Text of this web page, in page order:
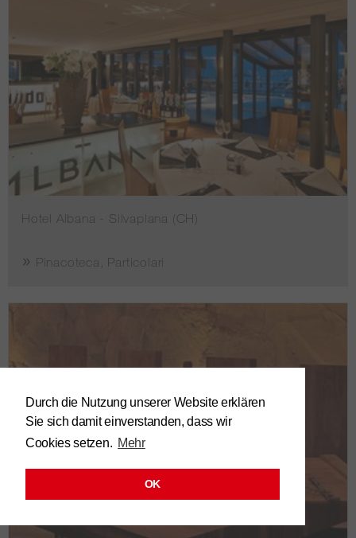
Durch die Nutzung unserer Website erklären
Sie sich damit einverstanden, dass wir
Cookies setzen. Mehr
OK
Hotel Albana - Silvaplana (CH)
Pinacoteca, Particolari